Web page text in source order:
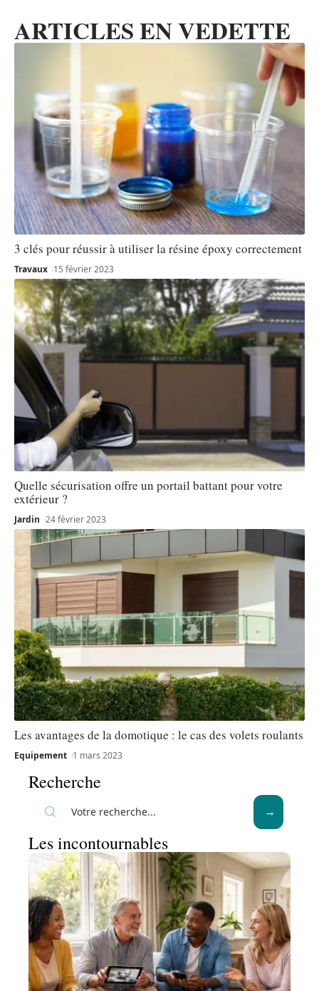
ARTICLES EN VEDETTE
3 clés pour réussir à utiliser la résine époxy correctement
Travaux 15 février 2023
Quelle sécurisation offre un portail battant pour votre
extérieur ?
Jardin 24 février 2023
Les avantages de la domotique : le cas des volets roulants
Equipement 1 mars 2023
Recherche
Les incontournables